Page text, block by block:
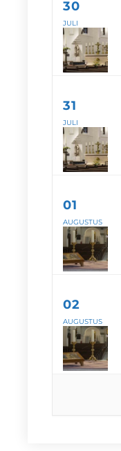
30
JULI
31
JULI
01
AUGUSTUS
02
AUGUSTUS